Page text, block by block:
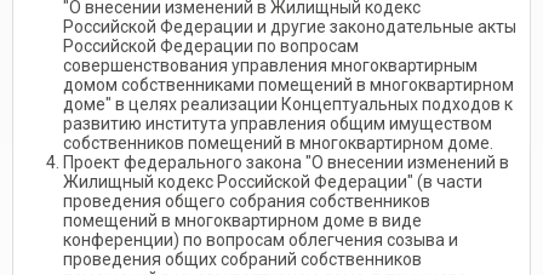
"О внесении изменений в Жилищный кодекс
Российской Федерации и другие законодательные акты
Российской Федерации по вопросам
совершенствования управления многоквартирным
домом собственниками помещений в многоквартирном
доме" в целях реализации Концептуальных подходов к
развитию института управления общим имуществом
собственников помещений в многоквартирном доме.
Проект федерального закона "О внесении изменений в
Жилищный кодекс Российской Федерации" (в части
проведения общего собрания собственников
помещений в многоквартирном доме в виде
конференции) по вопросам облегчения созыва и
проведения общих собраний собственников